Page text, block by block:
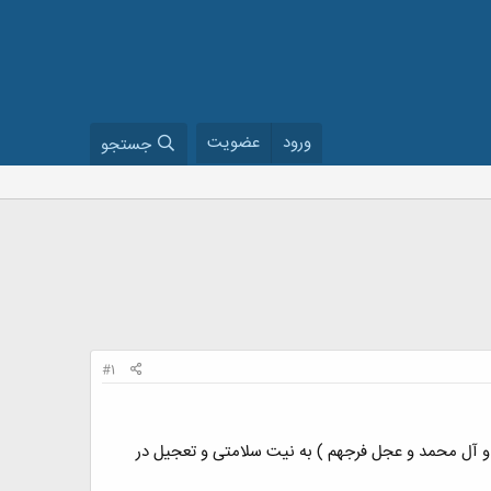
ورود عضویت جستجو
#1
و آل محمد و عجل فرجهم ) به نیت سلامتی و تعجیل در